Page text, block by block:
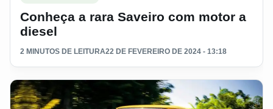
Conheça a rara Saveiro com motor a
diesel
2 MINUTOS DE LEITURA22 DE FEVEREIRO DE 2024 - 13:18